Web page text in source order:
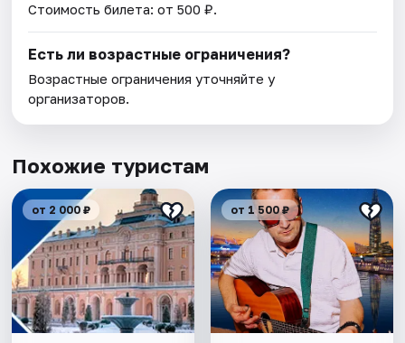
Стоимость билета: от 500 ₽.
Есть ли возрастные ограничения?
Возрастные ограничения уточняйте у
организаторов.
Похожие туристам
от 2 000 ₽ от 1 500 ₽